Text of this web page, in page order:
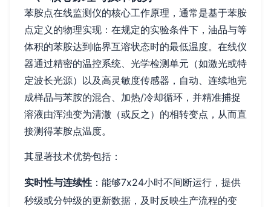
苯胺点在线监测仪的核心工作原理，通常是基于苯胺
点定义的物理实现：在规定的实验条件下，油品与等
体积的苯胺达到临界互溶状态时的最低温度。在线仪
器通过精密的温控系统、光学检测单元（如激光或特
定波长光源）以及高灵敏度传感器，自动、连续地完
成样品与苯胺的混合、加热/冷却循环，并精准捕捉
溶液由浑浊变为清澈（或反之）的相转变点，从而直
接测得苯胺点温度。
其显著技术优势包括：
实时性与连续性 ：能够7x24小时不间断运行，提供
秒级或分钟级的更新数据，及时反映生产流程的变